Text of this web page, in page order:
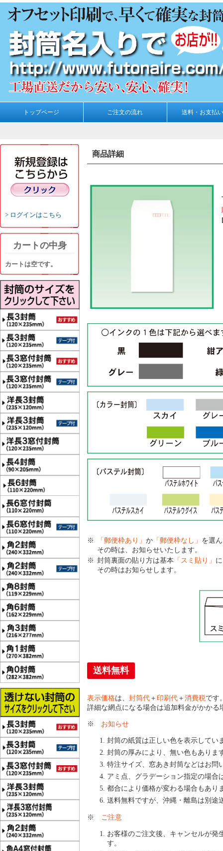
トップページ ご注文の流れ 送料・お支払
ログインはこちら
カートの中身
カートは空です。
商品詳細
「郵便枠あり」 か 「郵便枠なし」 を選
その時は、お知らせいたします。
封筒裏面の貼り方は基本 「スミ貼り」
その時はお知らせします。
送料無料
表示価格は、 封筒代 ＋ 印刷代 ＋ 消費税です
詳細な網点になる場合は追加料金がかかる
※ お知らせ
封筒の紙質は正しい色を表示してい
封筒の厚みにより、無い色もありま
特注サイズ、窓あき封筒などはお問
アミ点、グラデーション指定の場合
都合により価格が変わる場合もあり
送料無料ですが、沖縄・離島は別途
※ ご注意
お客様のご注文後、キャンセルが発
す。